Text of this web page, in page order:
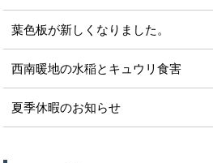
葉色板が新しくなりました。
西南暖地の水稲とキュウリ食害
夏季休暇のお知らせ